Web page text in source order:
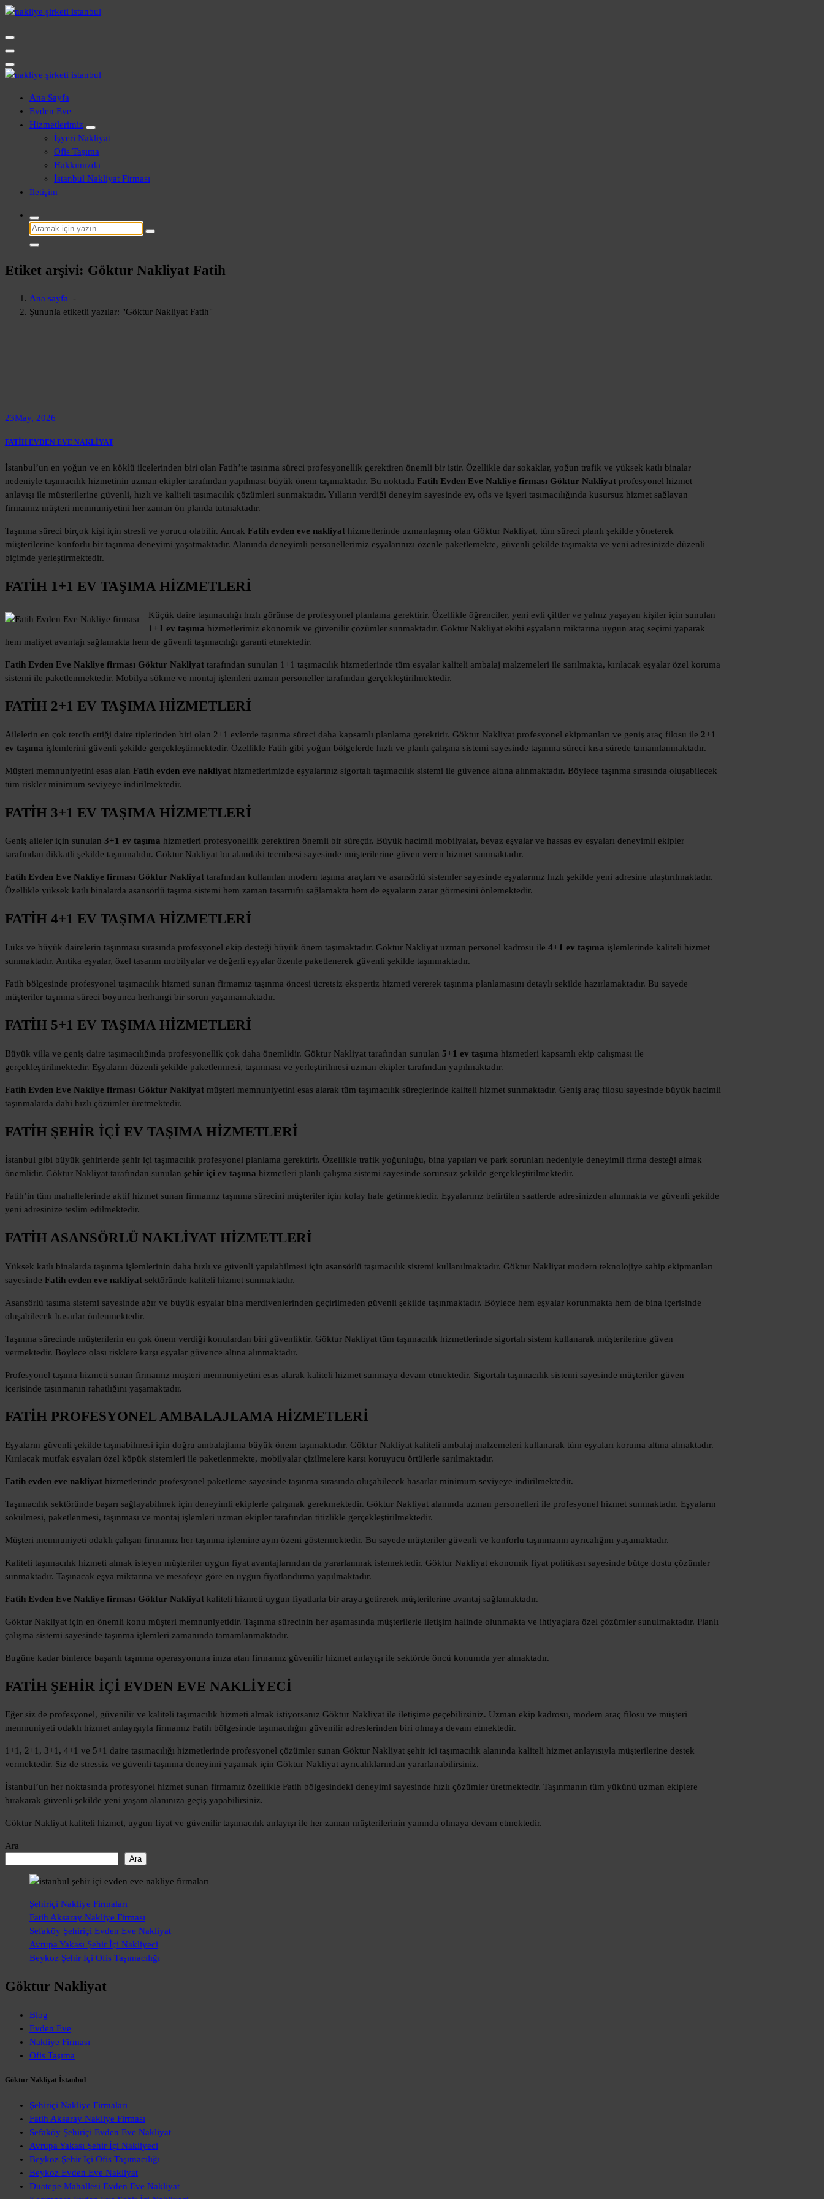
İçeriğe
Evden Eve - İşyeri Ofis Nakliye İstanbul
Evden Eve - İşyeri Ofis Nakliye İstanbul
Ana Sayfa
Evden Eve
Hizmetlerimiz
İşyeri Nakliyat
Ofis Taşıma
Hakkımızda
İstanbul Nakliyat Firması
İletişim
Şunu
ara:
Etiket arşivi: Göktur Nakliyat Fatih
Ana sayfa -
Şununla etiketli yazılar: "Göktur Nakliyat Fatih"
23May, 2026
FATİH EVDEN EVE NAKLİYAT
İstanbul’un en yoğun ve en köklü ilçelerinden biri olan Fatih’te taşınma süreci profesyonellik gerektiren önemli bir iştir. Özellikle dar sokaklar, yoğun trafik ve yüksek katlı binalar
nedeniyle taşımacılık hizmetinin uzman ekipler tarafından yapılması büyük önem taşımaktadır. Bu noktada Fatih Evden Eve Nakliye firması Göktur Nakliyat profesyonel hizmet
anlayışı ile müşterilerine güvenli, hızlı ve kaliteli taşımacılık çözümleri sunmaktadır. Yılların verdiği deneyim sayesinde ev, ofis ve işyeri taşımacılığında kusursuz hizmet sağlayan
firmamız müşteri memnuniyetini her zaman ön planda tutmaktadır.
Taşınma süreci birçok kişi için stresli ve yorucu olabilir. Ancak Fatih evden eve nakliyat hizmetlerinde uzmanlaşmış olan Göktur Nakliyat, tüm süreci planlı şekilde yöneterek
müşterilerine konforlu bir taşınma deneyimi yaşatmaktadır. Alanında deneyimli personellerimiz eşyalarınızı özenle paketlemekte, güvenli şekilde taşımakta ve yeni adresinizde düzenli
biçimde yerleştirmektedir.
FATİH 1+1 EV TAŞIMA HİZMETLERİ
Küçük daire taşımacılığı hızlı görünse de profesyonel planlama gerektirir. Özellikle öğrenciler, yeni evli çiftler ve yalnız yaşayan kişiler için sunulan
1+1 ev taşıma hizmetlerimiz ekonomik ve güvenilir çözümler sunmaktadır. Göktur Nakliyat ekibi eşyaların miktarına uygun araç seçimi yaparak
hem maliyet avantajı sağlamakta hem de güvenli taşımacılığı garanti etmektedir.
Fatih Evden Eve Nakliye firması Göktur Nakliyat tarafından sunulan 1+1 taşımacılık hizmetlerinde tüm eşyalar kaliteli ambalaj malzemeleri ile sarılmakta, kırılacak eşyalar özel koruma
sistemi ile paketlenmektedir. Mobilya sökme ve montaj işlemleri uzman personeller tarafından gerçekleştirilmektedir.
FATİH 2+1 EV TAŞIMA HİZMETLERİ
Ailelerin en çok tercih ettiği daire tiplerinden biri olan 2+1 evlerde taşınma süreci daha kapsamlı planlama gerektirir. Göktur Nakliyat profesyonel ekipmanları ve geniş araç filosu ile 2+1
ev taşıma işlemlerini güvenli şekilde gerçekleştirmektedir. Özellikle Fatih gibi yoğun bölgelerde hızlı ve planlı çalışma sistemi sayesinde taşınma süreci kısa sürede tamamlanmaktadır.
Müşteri memnuniyetini esas alan Fatih evden eve nakliyat hizmetlerimizde eşyalarınız sigortalı taşımacılık sistemi ile güvence altına alınmaktadır. Böylece taşınma sırasında oluşabilecek
tüm riskler minimum seviyeye indirilmektedir.
FATİH 3+1 EV TAŞIMA HİZMETLERİ
Geniş aileler için sunulan 3+1 ev taşıma hizmetleri profesyonellik gerektiren önemli bir süreçtir. Büyük hacimli mobilyalar, beyaz eşyalar ve hassas ev eşyaları deneyimli ekipler
tarafından dikkatli şekilde taşınmalıdır. Göktur Nakliyat bu alandaki tecrübesi sayesinde müşterilerine güven veren hizmet sunmaktadır.
Fatih Evden Eve Nakliye firması Göktur Nakliyat tarafından kullanılan modern taşıma araçları ve asansörlü sistemler sayesinde eşyalarınız hızlı şekilde yeni adresine ulaştırılmaktadır.
Özellikle yüksek katlı binalarda asansörlü taşıma sistemi hem zaman tasarrufu sağlamakta hem de eşyaların zarar görmesini önlemektedir.
FATİH 4+1 EV TAŞIMA HİZMETLERİ
Lüks ve büyük dairelerin taşınması sırasında profesyonel ekip desteği büyük önem taşımaktadır. Göktur Nakliyat uzman personel kadrosu ile 4+1 ev taşıma işlemlerinde kaliteli hizmet
sunmaktadır. Antika eşyalar, özel tasarım mobilyalar ve değerli eşyalar özenle paketlenerek güvenli şekilde taşınmaktadır.
Fatih bölgesinde profesyonel taşımacılık hizmeti sunan firmamız taşınma öncesi ücretsiz ekspertiz hizmeti vererek taşınma planlamasını detaylı şekilde hazırlamaktadır. Bu sayede
müşteriler taşınma süreci boyunca herhangi bir sorun yaşamamaktadır.
FATİH 5+1 EV TAŞIMA HİZMETLERİ
Büyük villa ve geniş daire taşımacılığında profesyonellik çok daha önemlidir. Göktur Nakliyat tarafından sunulan 5+1 ev taşıma hizmetleri kapsamlı ekip çalışması ile
gerçekleştirilmektedir. Eşyaların düzenli şekilde paketlenmesi, taşınması ve yerleştirilmesi uzman ekipler tarafından yapılmaktadır.
Fatih Evden Eve Nakliye firması Göktur Nakliyat müşteri memnuniyetini esas alarak tüm taşımacılık süreçlerinde kaliteli hizmet sunmaktadır. Geniş araç filosu sayesinde büyük hacimli
taşınmalarda dahi hızlı çözümler üretmektedir.
FATİH ŞEHİR İÇİ EV TAŞIMA HİZMETLERİ
İstanbul gibi büyük şehirlerde şehir içi taşımacılık profesyonel planlama gerektirir. Özellikle trafik yoğunluğu, bina yapıları ve park sorunları nedeniyle deneyimli firma desteği almak
önemlidir. Göktur Nakliyat tarafından sunulan şehir içi ev taşıma hizmetleri planlı çalışma sistemi sayesinde sorunsuz şekilde gerçekleştirilmektedir.
Fatih’in tüm mahallelerinde aktif hizmet sunan firmamız taşınma sürecini müşteriler için kolay hale getirmektedir. Eşyalarınız belirtilen saatlerde adresinizden alınmakta ve güvenli şekilde
yeni adresinize teslim edilmektedir.
FATİH ASANSÖRLÜ NAKLİYAT HİZMETLERİ
Yüksek katlı binalarda taşınma işlemlerinin daha hızlı ve güvenli yapılabilmesi için asansörlü taşımacılık sistemi kullanılmaktadır. Göktur Nakliyat modern teknolojiye sahip ekipmanları
sayesinde Fatih evden eve nakliyat sektöründe kaliteli hizmet sunmaktadır.
Asansörlü taşıma sistemi sayesinde ağır ve büyük eşyalar bina merdivenlerinden geçirilmeden güvenli şekilde taşınmaktadır. Böylece hem eşyalar korunmakta hem de bina içerisinde
oluşabilecek hasarlar önlenmektedir.
Taşınma sürecinde müşterilerin en çok önem verdiği konulardan biri güvenliktir. Göktur Nakliyat tüm taşımacılık hizmetlerinde sigortalı sistem kullanarak müşterilerine güven
vermektedir. Böylece olası risklere karşı eşyalar güvence altına alınmaktadır.
Profesyonel taşıma hizmeti sunan firmamız müşteri memnuniyetini esas alarak kaliteli hizmet sunmaya devam etmektedir. Sigortalı taşımacılık sistemi sayesinde müşteriler güven
içerisinde taşınmanın rahatlığını yaşamaktadır.
FATİH PROFESYONEL AMBALAJLAMA HİZMETLERİ
Eşyaların güvenli şekilde taşınabilmesi için doğru ambalajlama büyük önem taşımaktadır. Göktur Nakliyat kaliteli ambalaj malzemeleri kullanarak tüm eşyaları koruma altına almaktadır.
Kırılacak mutfak eşyaları özel köpük sistemleri ile paketlenmekte, mobilyalar çizilmelere karşı koruyucu örtülerle sarılmaktadır.
Fatih evden eve nakliyat hizmetlerinde profesyonel paketleme sayesinde taşınma sırasında oluşabilecek hasarlar minimum seviyeye indirilmektedir.
Taşımacılık sektöründe başarı sağlayabilmek için deneyimli ekiplerle çalışmak gerekmektedir. Göktur Nakliyat alanında uzman personelleri ile profesyonel hizmet sunmaktadır. Eşyaların
sökülmesi, paketlenmesi, taşınması ve montaj işlemleri uzman ekipler tarafından titizlikle gerçekleştirilmektedir.
Müşteri memnuniyeti odaklı çalışan firmamız her taşınma işlemine aynı özeni göstermektedir. Bu sayede müşteriler güvenli ve konforlu taşınmanın ayrıcalığını yaşamaktadır.
Kaliteli taşımacılık hizmeti almak isteyen müşteriler uygun fiyat avantajlarından da yararlanmak istemektedir. Göktur Nakliyat ekonomik fiyat politikası sayesinde bütçe dostu çözümler
sunmaktadır. Taşınacak eşya miktarına ve mesafeye göre en uygun fiyatlandırma yapılmaktadır.
Fatih Evden Eve Nakliye firması Göktur Nakliyat kaliteli hizmeti uygun fiyatlarla bir araya getirerek müşterilerine avantaj sağlamaktadır.
Göktur Nakliyat için en önemli konu müşteri memnuniyetidir. Taşınma sürecinin her aşamasında müşterilerle iletişim halinde olunmakta ve ihtiyaçlara özel çözümler sunulmaktadır. Planlı
çalışma sistemi sayesinde taşınma işlemleri zamanında tamamlanmaktadır.
Bugüne kadar binlerce başarılı taşınma operasyonuna imza atan firmamız güvenilir hizmet anlayışı ile sektörde öncü konumda yer almaktadır.
FATİH ŞEHİR İÇİ EVDEN EVE NAKLİYECİ
Eğer siz de profesyonel, güvenilir ve kaliteli taşımacılık hizmeti almak istiyorsanız Göktur Nakliyat ile iletişime geçebilirsiniz. Uzman ekip kadrosu, modern araç filosu ve müşteri
memnuniyeti odaklı hizmet anlayışıyla firmamız Fatih bölgesinde taşımacılığın güvenilir adreslerinden biri olmaya devam etmektedir.
1+1, 2+1, 3+1, 4+1 ve 5+1 daire taşımacılığı hizmetlerinde profesyonel çözümler sunan Göktur Nakliyat şehir içi taşımacılık alanında kaliteli hizmet anlayışıyla müşterilerine destek
vermektedir. Siz de stressiz ve güvenli taşınma deneyimi yaşamak için Göktur Nakliyat ayrıcalıklarından yararlanabilirsiniz.
İstanbul’un her noktasında profesyonel hizmet sunan firmamız özellikle Fatih bölgesindeki deneyimi sayesinde hızlı çözümler üretmektedir. Taşınmanın tüm yükünü uzman ekiplere
bırakarak güvenli şekilde yeni yaşam alanınıza geçiş yapabilirsiniz.
Göktur Nakliyat kaliteli hizmet, uygun fiyat ve güvenilir taşımacılık anlayışı ile her zaman müşterilerinin yanında olmaya devam etmektedir.
Ara
Ara
Şehiriçi Nakliye Firmaları
Fatih Aksaray Nakliye Firması
Sefaköy Şehiriçi Evden Eve Nakliyat
Avrupa Yakası Şehir İçi Nakliyeci
Beykoz Şehir İçi Ofis Taşımacılığı
Göktur Nakliyat
Blog
Evden Eve
Nakliye Firması
Ofis Taşıma
Göktur Nakliyat İstanbul
Şehiriçi Nakliye Firmaları
Fatih Aksaray Nakliye Firması
Sefaköy Şehiriçi Evden Eve Nakliyat
Avrupa Yakası Şehir İçi Nakliyeci
Beykoz Şehir İçi Ofis Taşımacılığı
Beykoz Evden Eve Nakliyat
Duatepe Mahallesi Evden Eve Nakliyat